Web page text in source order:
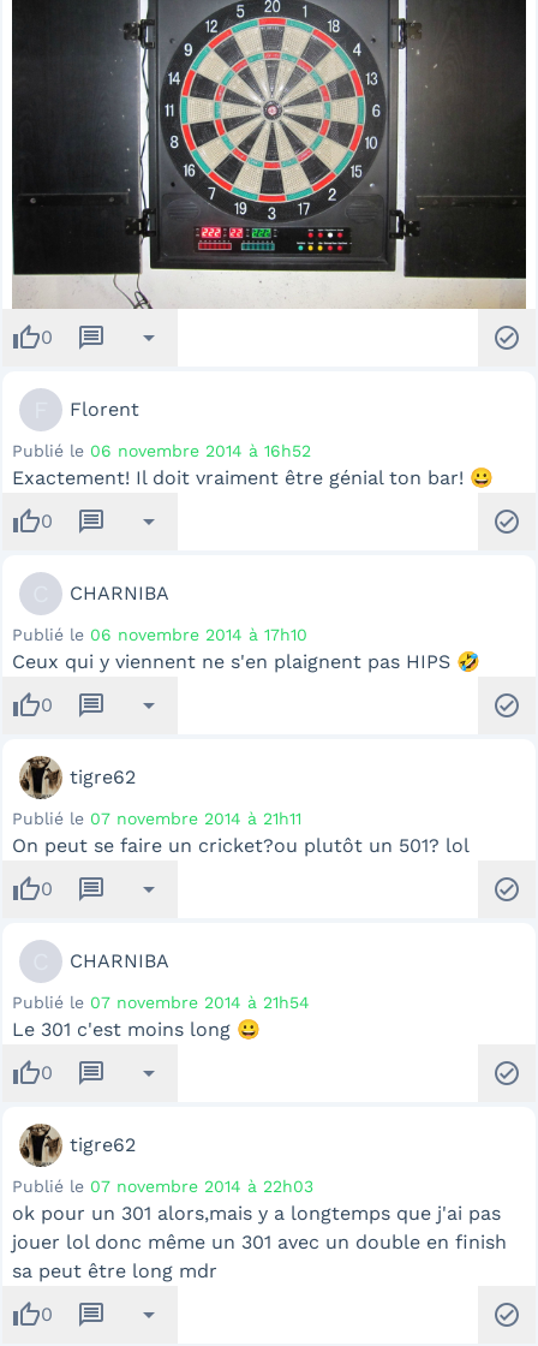
thumb_up0 message arrow_drop_down check_circle
Florent
Publié le 06 novembre 2014 à 16h52
Exactement! Il doit vraiment être génial ton bar! 😀
thumb_up0 message arrow_drop_down check_circle
CHARNIBA
Publié le 06 novembre 2014 à 17h10
Ceux qui y viennent ne s'en plaignent pas HIPS 🤣
thumb_up0 message arrow_drop_down check_circle
tigre62
Publié le 07 novembre 2014 à 21h11
On peut se faire un cricket?ou plutôt un 501? lol
thumb_up0 message arrow_drop_down check_circle
CHARNIBA
Publié le 07 novembre 2014 à 21h54
Le 301 c'est moins long 😀
thumb_up0 message arrow_drop_down check_circle
tigre62
Publié le 07 novembre 2014 à 22h03
ok pour un 301 alors,mais y a longtemps que j'ai pas
jouer lol donc même un 301 avec un double en finish
sa peut être long mdr
thumb_up0 message arrow_drop_down check_circle